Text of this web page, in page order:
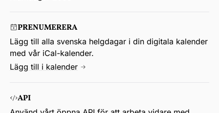
PRENUMERERA
Lägg till alla svenska helgdagar i din digitala kalender
med vår iCal-kalender.
Lägg till i kalender
API